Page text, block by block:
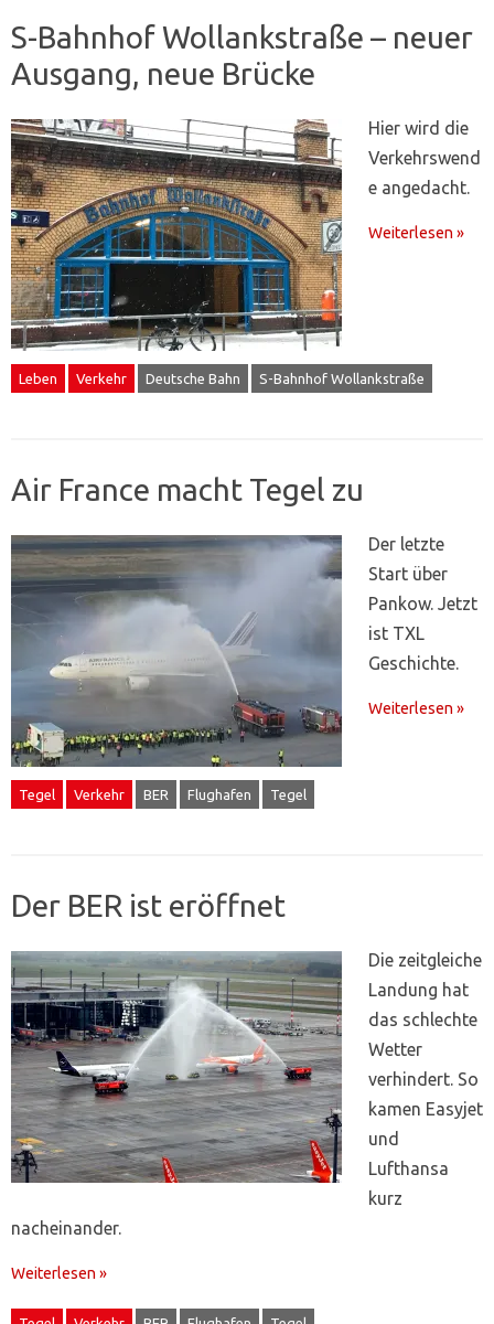
S-Bahnhof Wollankstraße – neuer
Ausgang, neue Brücke
Hier wird die
Verkehrswend
e angedacht.
Weiterlesen »
Leben Verkehr Deutsche Bahn S-Bahnhof Wollankstraße
Air France macht Tegel zu
Der letzte
Start über
Pankow. Jetzt
ist TXL
Geschichte.
Weiterlesen »
Tegel Verkehr BER Flughafen Tegel
Der BER ist eröffnet
Die zeitgleiche
Landung hat
das schlechte
Wetter
verhindert. So
kamen Easyjet
und
Lufthansa
kurz
nacheinander.
Weiterlesen »